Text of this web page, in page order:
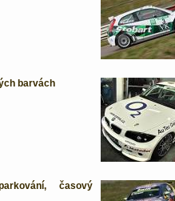
barvách
časový